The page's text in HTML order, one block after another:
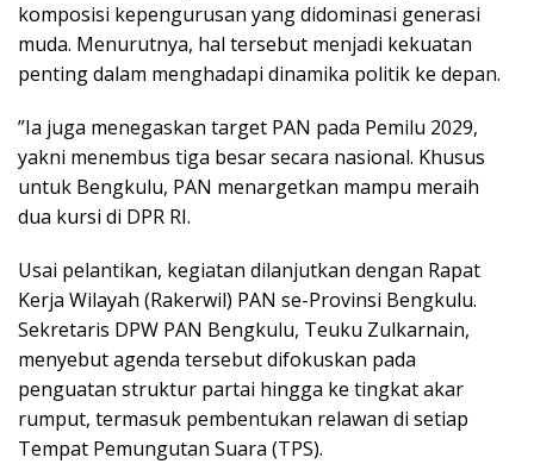
komposisi kepengurusan yang didominasi generasi
muda. Menurutnya, hal tersebut menjadi kekuatan
penting dalam menghadapi dinamika politik ke depan.
”Ia juga menegaskan target PAN pada Pemilu 2029,
yakni menembus tiga besar secara nasional. Khusus
untuk Bengkulu, PAN menargetkan mampu meraih
dua kursi di DPR RI.
Usai pelantikan, kegiatan dilanjutkan dengan Rapat
Kerja Wilayah (Rakerwil) PAN se-Provinsi Bengkulu.
Sekretaris DPW PAN Bengkulu, Teuku Zulkarnain,
menyebut agenda tersebut difokuskan pada
penguatan struktur partai hingga ke tingkat akar
rumput, termasuk pembentukan relawan di setiap
Tempat Pemungutan Suara (TPS).